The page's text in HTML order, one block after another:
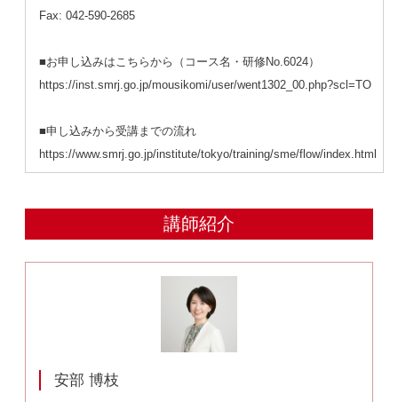
Fax: 042-590-2685
■お申し込みはこちらから（コース名・研修No.6024）
https://inst.smrj.go.jp/mousikomi/user/went1302_00.php?scl=TO
■申し込みから受講までの流れ
https://www.smrj.go.jp/institute/tokyo/training/sme/flow/index.html
講師紹介
安部 博枝